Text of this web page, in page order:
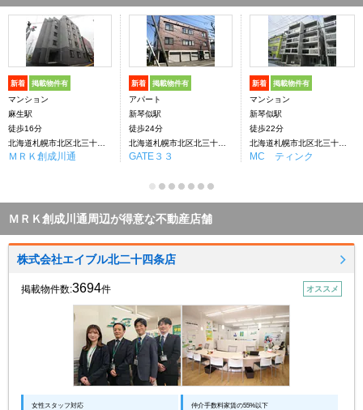
新着 掲載物件有
マンション
麻生駅
徒歩16分
ＭＲＫ創成川通
新着 掲載物件有
アパート
新琴似駅
徒歩24分
GATE３３
新着 掲載物件有
マンション
新琴似駅
徒歩22分
MC ティンク
ＭＲＫ創成川通周辺が得意な不動産店舗
株式会社エイブル北二十四条店
掲載物件数:3694件 オススメ
女性スタッフ対応 仲介手数料家賃の55%以下